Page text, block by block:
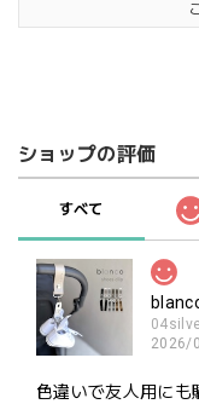
ショップの評価
すべて
2026/
色違いで友人用にも